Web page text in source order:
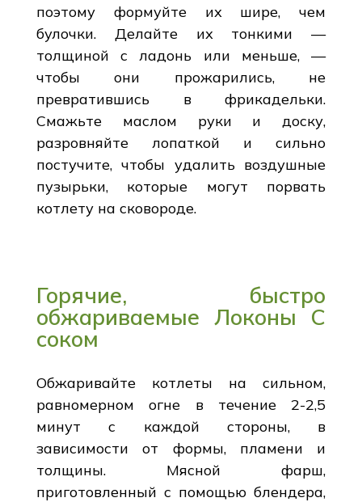
поэтому формуйте их шире, чем
булочки. Делайте их тонкими —
толщиной с ладонь или меньше, —
чтобы они прожарились, не
превратившись в фрикадельки.
Смажьте маслом руки и доску,
разровняйте лопаткой и сильно
постучите, чтобы удалить воздушные
пузырьки, которые могут порвать
котлету на сковороде.
Горячие, быстро
обжариваемые Локоны С
соком
Обжаривайте котлеты на сильном,
равномерном огне в течение 2-2,5
минут с каждой стороны, в
зависимости от формы, пламени и
толщины. Мясной фарш,
приготовленный с помощью блендера,